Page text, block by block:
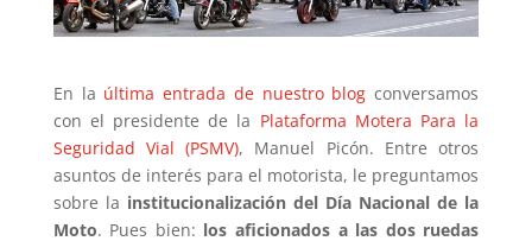
En la última entrada de nuestro blog conversamos
con el presidente de la Plataforma Motera Para la
Seguridad Vial (PSMV), Manuel Picón. Entre otros
asuntos de interés para el motorista, le preguntamos
sobre la institucionalización del Día Nacional de la
Moto. Pues bien: los aficionados a las dos ruedas